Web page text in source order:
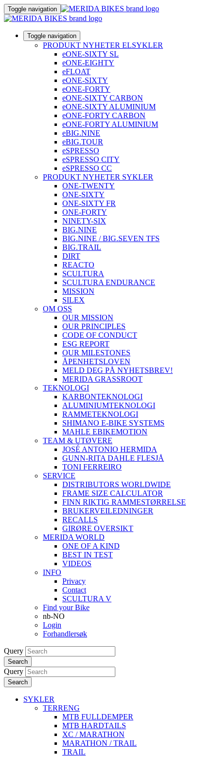
Toggle navigation
Toggle navigation
PRODUKT NYHETER ELSYKLER
eONE-SIXTY SL
eONE-EIGHTY
eFLOAT
eONE-SIXTY
eONE-FORTY
eONE-SIXTY CARBON
eONE-SIXTY ALUMINIUM
eONE-FORTY CARBON
eONE-FORTY ALUMINIUM
eBIG.NINE
eBIG.TOUR
eSPRESSO
eSPRESSO CITY
eSPRESSO CC
PRODUKT NYHETER SYKLER
ONE-TWENTY
ONE-SIXTY
ONE-SIXTY FR
ONE-FORTY
NINETY-SIX
BIG.NINE
BIG.NINE / BIG.SEVEN TFS
BIG.TRAIL
DIRT
REACTO
SCULTURA
SCULTURA ENDURANCE
MISSION
SILEX
OM OSS
OUR MISSION
OUR PRINCIPLES
CODE OF CONDUCT
ESG REPORT
OUR MILESTONES
ÅPENHETSLOVEN
MELD DEG PÅ NYHETSBREV!
MERIDA GRASSROOT
TEKNOLOGI
KARBONTEKNOLOGI
ALUMINIUMTEKNOLOGI
RAMMETEKNOLOGI
SHIMANO E-BIKE SYSTEMS
MAHLE EBIKEMOTION
TEAM & UTØVERE
JOSÉ ANTONIO HERMIDA
GUNN-RITA DAHLE FLESJÅ
TONI FERREIRO
SERVICE
DISTRIBUTORS WORLDWIDE
FRAME SIZE CALCULATOR
FINN RIKTIG RAMMESTØRRELSE
BRUKERVEILEDNINGER
RECALLS
GIRØRE OVERSIKT
MERIDA WORLD
ONE OF A KIND
BEST IN TEST
VIDEOS
INFO
Privacy
Contact
SCULTURA V
Find your Bike
nb-NO
Login
Forhandlersøk
Query
Search
Query
Search
SYKLER
TERRENG
MTB FULLDEMPER
MTB HARDTAILS
XC / MARATHON
MARATHON / TRAIL
TRAIL